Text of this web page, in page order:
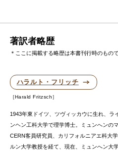
著訳者略歴
＊ここに掲載する略歴は本書刊行時のもので
ハラルト・フリッチ
Harald Fritzsch
1943年東ドイツ、ツヴィッカウに生れ、ラ
ンヘン工科大学で理学博士。ミュンへンの
CERN客員研究員、カリフォルニアエ科大
ルン大学教授を経て、現在、ミュンへン大